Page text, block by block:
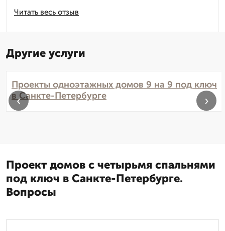
Читать весь отзыв
Другие услуги
Проекты одноэтажных домов 9 на 9 под ключ
в Санкте-Петербурге
‹ ›
Проект домов с четырьмя спальнями
под ключ в Санкте-Петербурге.
Вопросы